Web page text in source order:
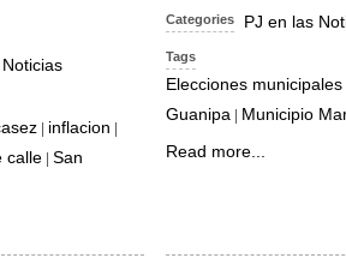
inflacion
calle San
Categories PJ en las
Tags
Elecciones municipales
Guanipa
Municipio
Read more...